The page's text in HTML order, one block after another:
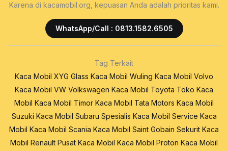
Karena di kacamobil.org, kepuasan Anda adalah prioritas kami.
WhatsApp/Call : 0813.1582.6505
Tag Terkait
Kaca Mobil XYG Glass Kaca Mobil Wuling Kaca Mobil Volvo
Kaca Mobil VW Volkswagen Kaca Mobil Toyota Toko Kaca
Mobil Kaca Mobil Timor Kaca Mobil Tata Motors Kaca Mobil
Suzuki Kaca Mobil Subaru Spesialis Kaca Mobil Service Kaca
Mobil Kaca Mobil Scania Kaca Mobil Saint Gobain Sekurit Kaca
Mobil Renault Pusat Kaca Mobil Kaca Mobil Proton Kaca Mobil